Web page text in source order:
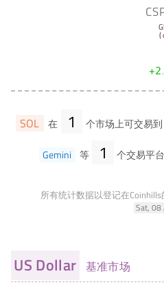
(
+2.
SOL 在 1 个市场上可交易到
Gemini 等 1 个交易平
所有统计数据以登记在
Sat, 08
US Dollar 基准市场